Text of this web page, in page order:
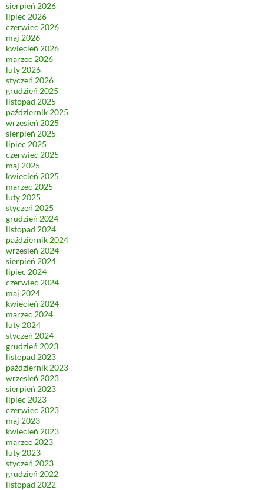
sierpień 2026
lipiec 2026
czerwiec 2026
maj 2026
kwiecień 2026
marzec 2026
luty 2026
styczeń 2026
grudzień 2025
listopad 2025
październik 2025
wrzesień 2025
sierpień 2025
lipiec 2025
czerwiec 2025
maj 2025
kwiecień 2025
marzec 2025
luty 2025
styczeń 2025
grudzień 2024
listopad 2024
październik 2024
wrzesień 2024
sierpień 2024
lipiec 2024
czerwiec 2024
maj 2024
kwiecień 2024
marzec 2024
luty 2024
styczeń 2024
grudzień 2023
listopad 2023
październik 2023
wrzesień 2023
sierpień 2023
lipiec 2023
czerwiec 2023
maj 2023
kwiecień 2023
marzec 2023
luty 2023
styczeń 2023
grudzień 2022
listopad 2022